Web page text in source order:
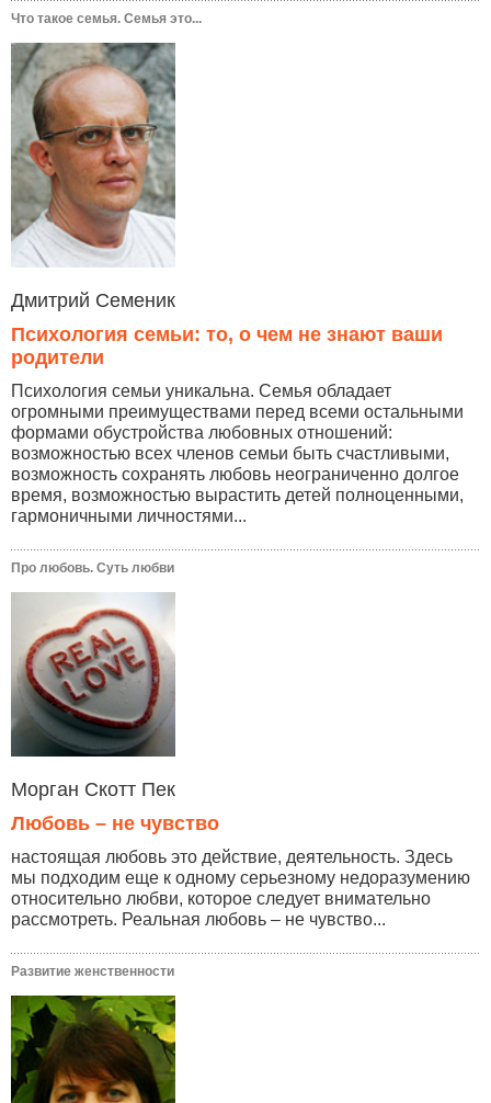
Что такое семья. Семья это...
Дмитрий Семеник
Психология семьи: то, о чем не знают ваши
родители
Психология семьи уникальна. Семья обладает
огромными преимуществами перед всеми остальными
формами обустройства любовных отношений:
возможностью всех членов семьи быть счастливыми,
возможность сохранять любовь неограниченно долгое
время, возможностью вырастить детей полноценными,
гармоничными личностями...
Про любовь. Суть любви
Морган Скотт Пек
Любовь – не чувство
настоящая любовь это действие, деятельность. Здесь
мы подходим еще к одному серьезному недоразумению
относительно любви, которое следует внимательно
рассмотреть. Реальная любовь – не чувство...
Развитие женственности